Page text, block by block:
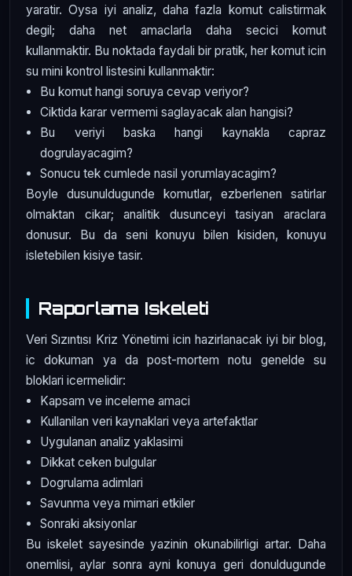
yaratir. Oysa iyi analiz, daha fazla komut calistirmak
degil; daha net amaclarla daha secici komut
kullanmaktir. Bu noktada faydali bir pratik, her komut icin
su mini kontrol listesini kullanmaktir:
Bu komut hangi soruya cevap veriyor?
Ciktida karar vermemi saglayacak alan hangisi?
Bu veriyi baska hangi kaynakla capraz
dogrulayacagim?
Sonucu tek cumlede nasil yorumlayacagim?
Boyle dusunuldugunde komutlar, ezberlenen satirlar
olmaktan cikar; analitik dusunceyi tasiyan araclara
donusur. Bu da seni konuyu bilen kisiden, konuyu
isletebilen kisiye tasir.
Raporlama Iskeleti
Veri Sızıntısı Kriz Yönetimi icin hazirlanacak iyi bir blog,
ic dokuman ya da post-mortem notu genelde su
bloklari icermelidir:
Kapsam ve inceleme amaci
Kullanilan veri kaynaklari veya artefaktlar
Uygulanan analiz yaklasimi
Dikkat ceken bulgular
Dogrulama adimlari
Savunma veya mimari etkiler
Sonraki aksiyonlar
Bu iskelet sayesinde yazinin okunabilirligi artar. Daha
onemlisi, aylar sonra ayni konuya geri donuldugunde